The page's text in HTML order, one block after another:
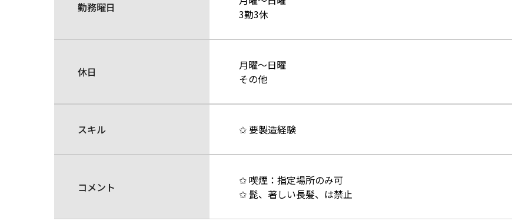
勤務曜日
3勤3休
休日
月曜～日曜
その他
スキル ✩ 要製造経験
コメント
✩ 喫煙：指定場所のみ可
✩ 髭、著しい長髪、は禁止